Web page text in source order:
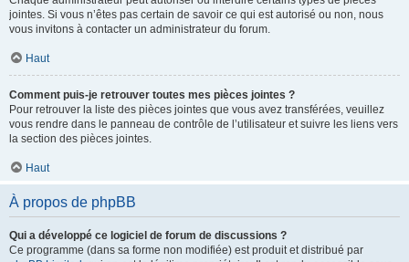
jointes. Si vous n’êtes pas certain de savoir ce qui est autorisé ou non, nous
vous invitons à contacter un administrateur du forum.
Haut
Comment puis-je retrouver toutes mes pièces jointes ?
Pour retrouver la liste des pièces jointes que vous avez transférées, veuillez
vous rendre dans le panneau de contrôle de l’utilisateur et suivre les liens vers
la section des pièces jointes.
Haut
À propos de phpBB
Qui a développé ce logiciel de forum de discussions ?
Ce programme (dans sa forme non modifiée) est produit et distribué par